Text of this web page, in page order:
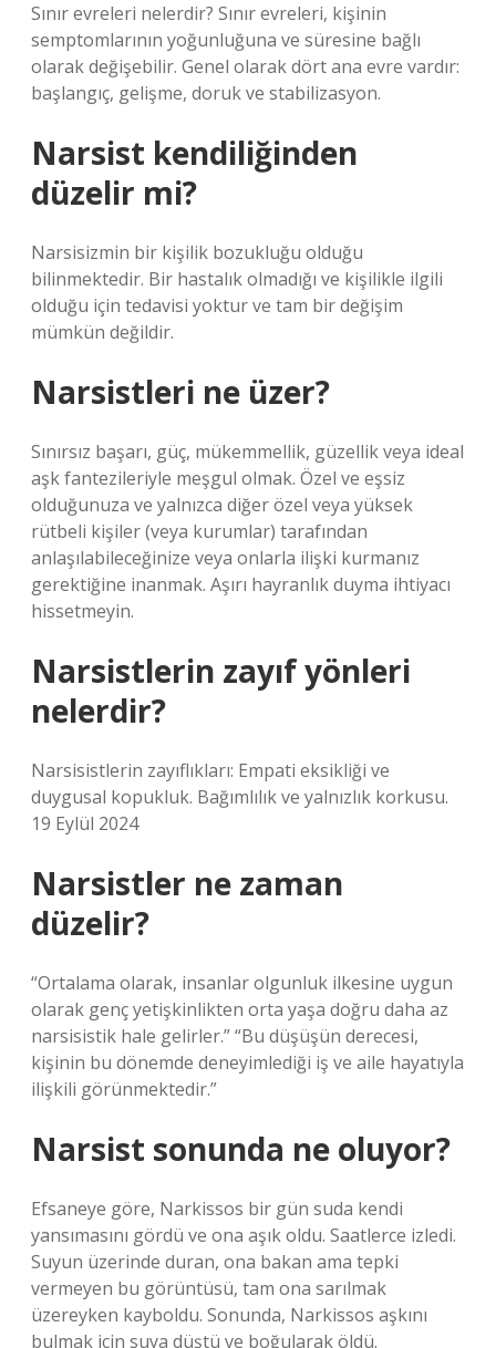
Sınır evreleri nelerdir? Sınır evreleri, kişinin
semptomlarının yoğunluğuna ve süresine bağlı
olarak değişebilir. Genel olarak dört ana evre vardır:
başlangıç, gelişme, doruk ve stabilizasyon.
Narsist kendiliğinden
düzelir mi?
Narsisizmin bir kişilik bozukluğu olduğu
bilinmektedir. Bir hastalık olmadığı ve kişilikle ilgili
olduğu için tedavisi yoktur ve tam bir değişim
mümkün değildir.
Narsistleri ne üzer?
Sınırsız başarı, güç, mükemmellik, güzellik veya ideal
aşk fantezileriyle meşgul olmak. Özel ve eşsiz
olduğunuza ve yalnızca diğer özel veya yüksek
rütbeli kişiler (veya kurumlar) tarafından
anlaşılabileceğinize veya onlarla ilişki kurmanız
gerektiğine inanmak. Aşırı hayranlık duyma ihtiyacı
hissetmeyin.
Narsistlerin zayıf yönleri
nelerdir?
Narsisistlerin zayıflıkları: Empati eksikliği ve
duygusal kopukluk. Bağımlılık ve yalnızlık korkusu.
19 Eylül 2024
Narsistler ne zaman
düzelir?
“Ortalama olarak, insanlar olgunluk ilkesine uygun
olarak genç yetişkinlikten orta yaşa doğru daha az
narsisistik hale gelirler.” “Bu düşüşün derecesi,
kişinin bu dönemde deneyimlediği iş ve aile hayatıyla
ilişkili görünmektedir.”
Narsist sonunda ne oluyor?
Efsaneye göre, Narkissos bir gün suda kendi
yansımasını gördü ve ona aşık oldu. Saatlerce izledi.
Suyun üzerinde duran, ona bakan ama tepki
vermeyen bu görüntüsü, tam ona sarılmak
üzereyken kayboldu. Sonunda, Narkissos aşkını
bulmak için suya düştü ve boğularak öldü.